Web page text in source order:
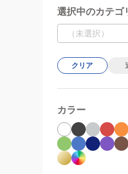
選択中のカテゴ
（未選択）
クリア
カラー